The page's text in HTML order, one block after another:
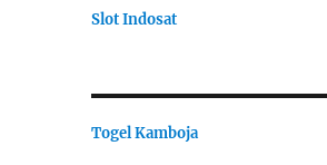
Slot Indosat
Togel Kamboja